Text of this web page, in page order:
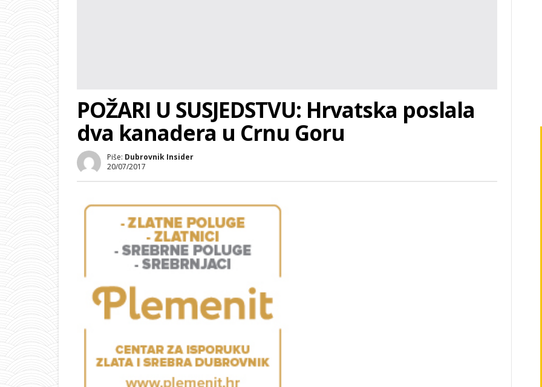
POŽARI U SUSJEDSTVU: Hrvatska poslala
dva kanadera u Crnu Goru
Piše: Dubrovnik Insider
20/07/2017